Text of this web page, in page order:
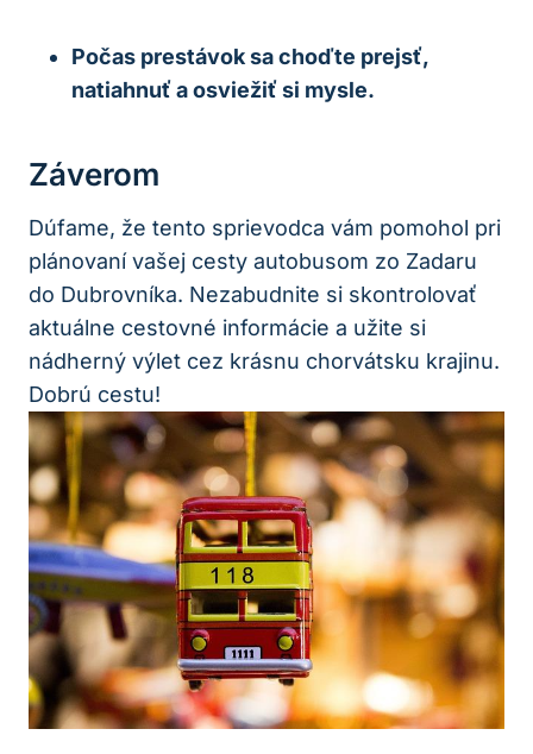
Počas prestávok sa choďte prejsť,
natiahnuť a osviežiť si mysle.
Záverom
Dúfame, že tento sprievodca vám pomohol pri
plánovaní vašej cesty autobusom zo Zadaru
do Dubrovníka. Nezabudnite si skontrolovať
aktuálne cestovné informácie a užite si
nádherný výlet cez krásnu chorvátsku krajinu.
Dobrú cestu!